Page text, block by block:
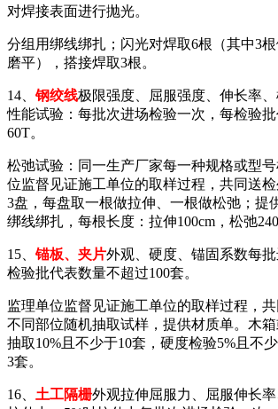
对焊接表面进行抛光。
分组用绑线绑扎；闪光对焊取6根（其中3
磨平），搭接焊取3根。
14、钢绞线极限强度、屈服强度、伸长率
性能试验：每批次进场检验一次，每检验
60T。
松弛试验：同一生产厂家每一种规格或型
位监督见证施工单位的取样过程，共同送
3盘，每盘取一根做拉伸、一根做松弛；提
绑线绑扎，每根长度：拉伸100cm，松弛
15、 锚板、夹片外观、硬度、锚固系数每
检验批代表数量不超过100套。
监理单位监督见证施工单位的取样过程，
不同部位随机抽取试样，提供材质单。木
抽取10%且不少于10套，硬度检验5%且不
3套。
16、 土工隔栅外观拉伸屈服力、屈服伸长